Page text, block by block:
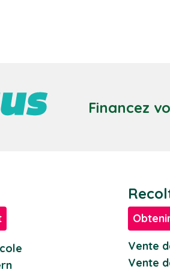
Financez
Vente
Vente